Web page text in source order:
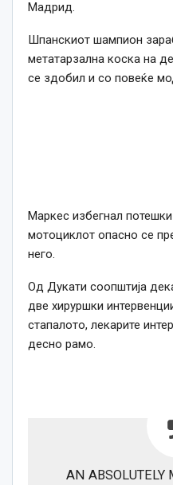
Мадрид.
Шпанскиот шампион
метатарзална коска на
се здобил и со повеќе
Маркес избегнал
мотоциклот опасно се
него.
Од Дукати соопштија
две хируршки
стапалото, лекарите
десно рамо.
AN ABSOLUTELY